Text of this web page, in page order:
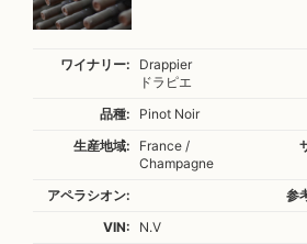
ワイナリー:
Drappier
ドラピエ
品種:
Pinot Noir
生産地域:
France /
Champagne
アペラシオン: 参
VIN:
N.V